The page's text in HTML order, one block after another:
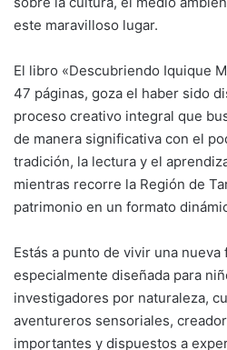
este maravilloso lugar.
El libro «Descubriendo Iquique
47 páginas, goza el haber sido
proceso creativo integral que
de manera significativa con el
tradición, la lectura y el
mientras recorre la Región de
patrimonio en un formato
Estás a punto de vivir una nueva
especialmente diseñada para
investigadores por naturaleza,
aventureros sensoriales,
importantes y dispuestos a